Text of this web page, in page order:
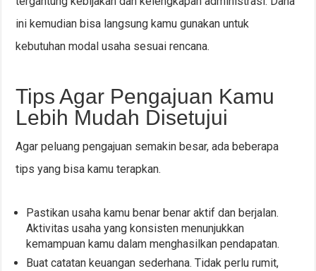
ini kemudian bisa langsung kamu gunakan untuk
kebutuhan modal usaha sesuai rencana.
Tips Agar Pengajuan Kamu
Lebih Mudah Disetujui
Agar peluang pengajuan semakin besar, ada beberapa
tips yang bisa kamu terapkan.
Pastikan usaha kamu benar benar aktif dan berjalan.
Aktivitas usaha yang konsisten menunjukkan
kemampuan kamu dalam menghasilkan pendapatan.
Buat catatan keuangan sederhana. Tidak perlu rumit,